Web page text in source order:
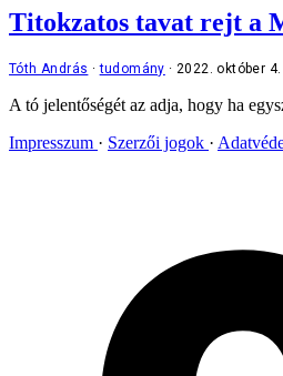
Titokzatos tavat rejt a
Tóth András tudomány 2022. október 4.
A tó jelentőségét az adja, hogy ha
Impresszum
Szerzői jogok